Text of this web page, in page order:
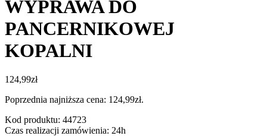
WYPRAWA DO
PANCERNIKOWEJ
KOPALNI
124,99zł
Poprzednia najniższa cena: 124,99zł.
Kod produktu: 44723
Czas realizacji zamówienia: 24h